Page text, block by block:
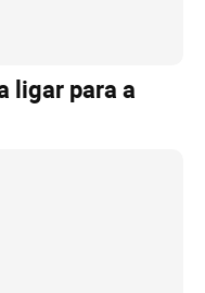
ligar para a